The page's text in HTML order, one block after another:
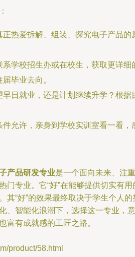
正热爱拆解、组装、探究电子产品的
系学校招生办或在校生，获取更详细
毕业去向。
早日就业，还是计划继续升学？根据
件允许，亲身到学校实训室看一看，
产品研发专业是一个面向未来、注重
门专业。它“好”在能够提供切实有用
其“好”的效果最终取决于学生个人的
、智能化浪潮下，选择这一专业，意
富有成就感的工匠之路。
product/58.html